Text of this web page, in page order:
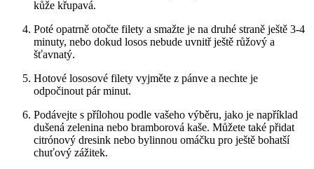
kůže křupavá.
Poté opatrně otočte filety a smažte je na druhé straně ještě 3-4
minuty, nebo dokud losos nebude uvnitř ještě růžový a
šťavnatý.
Hotové lososové filety vyjměte z pánve a nechte je
odpočinout pár minut.
Podávejte s přílohou podle vašeho výběru, jako je například
dušená zelenina nebo bramborová kaše. Můžete také přidat
citrónový dresink nebo bylinnou omáčku pro ještě bohatší
chuťový zážitek.